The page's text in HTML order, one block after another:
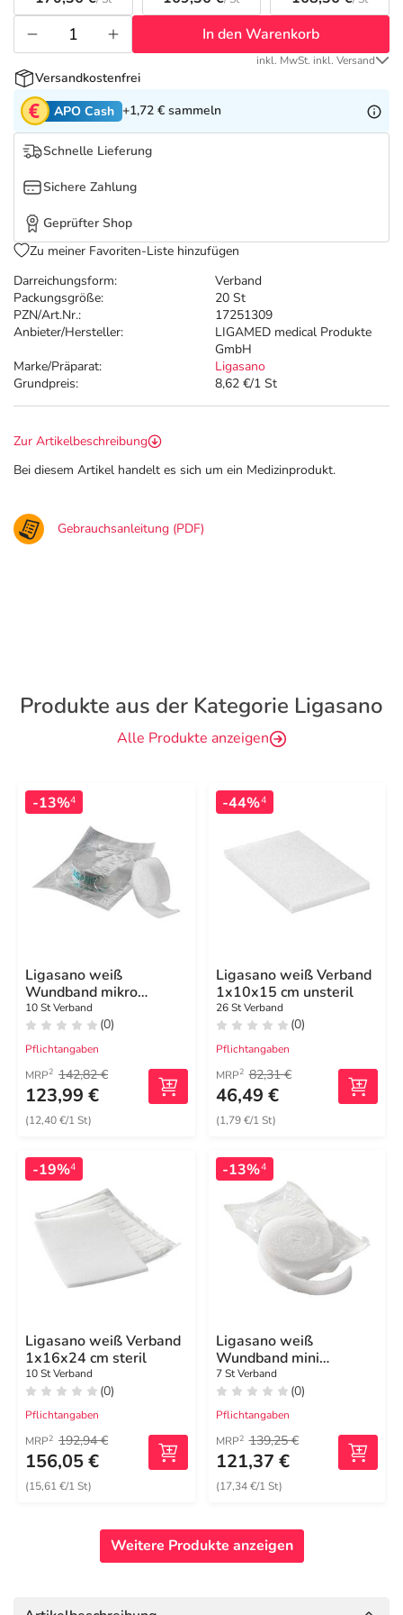
Tierapotheke
Vitamine & Mineralstoffe
Marken
Salus Deals
Darreichungsform:
Verband
Packungsgröße:
20 St
PZN/Art.Nr.:
17251309
Anbieter/Hersteller:
LIGAMED medical Produkte
GmbH
Marke/Präparat:
Ligasano
Grundpreis:
8,62 €/1 St
In den Warenkorb
inkl. MwSt. inkl. Versand
Versandkostenfrei
APO Cash +1,72 € sammeln
Schnelle Lieferung
Sichere Zahlung
Geprüfter Shop
Zu meiner Favoriten-Liste hinzufügen
Zur Artikelbeschreibung
Bei diesem Artikel handelt es sich um ein Medizinprodukt.
Gebrauchsanleitung (PDF)
Produkte aus der Kategorie Ligasano
Alle Produkte anzeigen
-13%4
Ligasano weiß
Wundband mikro
0,4x1,5x50 cm steril
10 St Verband
(0)
Pflichtangaben
MRP2 142,82 €
123,99 €
(12,40 €/1 St)
-44%4
Ligasano weiß Verband
1x10x15 cm unsteril
26 St Verband
(0)
Pflichtangaben
MRP2 82,31 €
46,49 €
(1,79 €/1 St)
-19%4
Ligasano weiß Verband
1x16x24 cm steril
10 St Verband
(0)
Pflichtangaben
MRP2 192,94 €
156,05 €
(15,61 €/1 St)
-13%4
Ligasano weiß
Wundband mini
0,4x1,5x100 cm steril
7 St Verband
(0)
Pflichtangaben
MRP2 139,25 €
121,37 €
(17,34 €/1 St)
Weitere Produkte anzeigen